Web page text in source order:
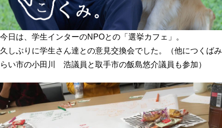
5つのつくば市の未来予想図 活動報告
プロフィール 明日へのシート
今日は、学生インターのNPOとの「選挙カフェ」。
久しぶりに学生さん達との意見交換会でした。（他につくばみ
らい市の小田川 浩議員と取手市の飯島悠介議員も参加）